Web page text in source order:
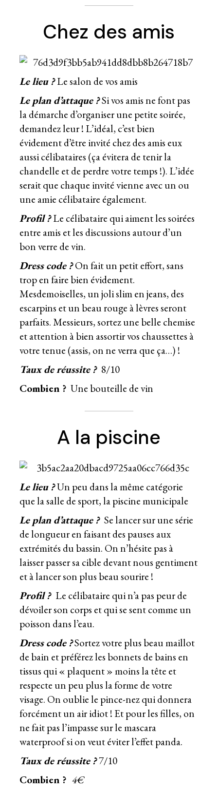
Chez des amis
Le lieu ?Le salon de vos amis
Le plan d’attaque ?Si vos amis ne font pas
la démarche d’organiser une petite soirée,
demandez leur ! L’idéal, c’est bien
évidement d’être invité chez des amis eux
aussi célibataires (ça évitera de tenir la
chandelle et de perdre votre temps !). L’idée
serait que chaque invité vienne avec un ou
une amie célibataire également.
Profil ?Le célibataire qui aiment les soirées
entre amis et les discussions autour d’un
bon verre de vin.
Dress code ?On fait un petit effort, sans
trop en faire bien évidement.
Mesdemoiselles, un joli slim en jeans, des
escarpins et un beau rouge à lèvres seront
parfaits. Messieurs, sortez une belle chemise
et attention à bien assortir vos chaussettes à
votre tenue (assis, on ne verra que ça…) !
Taux de réussite ? 8/10
Combien ? Une bouteille de vin
A la piscine
Le lieu ?Un peu dans la même catégorie
que la salle de sport, la piscine municipale
Le plan d’attaque ?Se lancer sur une série
de longueur en faisant des pauses aux
extrémités du bassin. On n’hésite pas à
laisser passer sa cible devant nous gentiment
et à lancer son plus beau sourire !
Profil ? Le célibataire qui n’a pas peur de
dévoiler son corps et qui se sent comme un
poisson dans l’eau.
Dress code ?Sortez votre plus beau maillot
de bain et préférez les bonnets de bains en
tissus qui « plaquent » moins la tête et
respecte un peu plus la forme de votre
visage. On oublie le pince-nez qui donnera
forcément un air idiot ! Et pour les filles, on
ne fait pas l’impasse sur le mascara
waterproof si on veut éviter l’effet panda.
Taux de réussite ?7/10
Combien ? 4€